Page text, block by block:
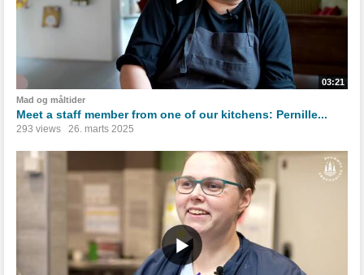
03:21
Mad og måltider
Meet a staff member from one of our kitchens: Pernille...
293 views 26. marts 2025